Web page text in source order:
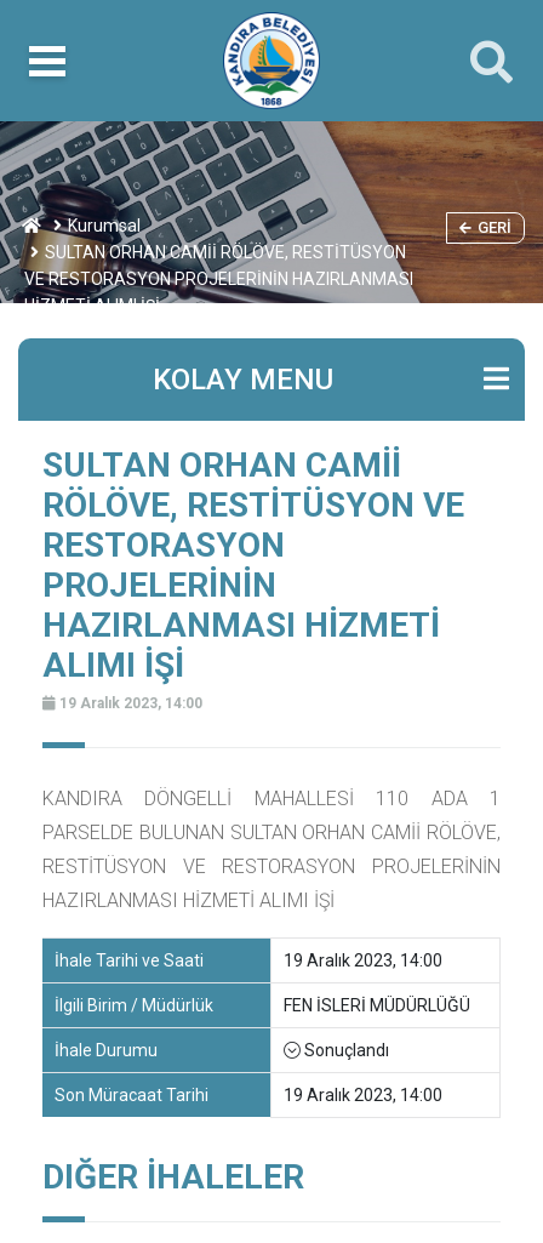
Kurumsal
SULTAN ORHAN CAMİİ RÖLÖVE, RESTİTÜSYON
VE RESTORASYON PROJELERİNİN HAZIRLANMASI
HİZMETİ ALIMI İŞİ
GERI
KOLAY MENU
SULTAN ORHAN CAMİİ
RÖLÖVE, RESTİTÜSYON VE
RESTORASYON
PROJELERİNİN
HAZIRLANMASI HİZMETİ
ALIMI İŞİ
19 Aralık 2023, 14:00
KANDIRA DÖNGELLİ MAHALLESİ 110 ADA 1
PARSELDE BULUNAN SULTAN ORHAN CAMİİ RÖLÖVE,
RESTİTÜSYON VE RESTORASYON PROJELERİNİN
HAZIRLANMASI HİZMETİ ALIMI İŞİ
İhale Tarihi ve Saati 19 Aralık 2023, 14:00
İlgili Birim / Müdürlük FEN İSLERİ MÜDÜRLÜĞÜ
İhale Durumu Sonuçlandı
Son Müracaat Tarihi 19 Aralık 2023, 14:00
DIĞER İHALELER